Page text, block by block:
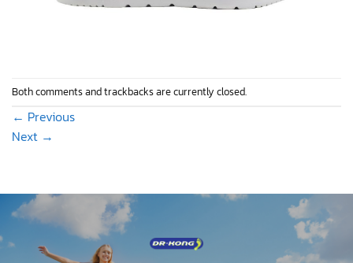
Both comments and trackbacks are currently closed.
← Previous
Next →